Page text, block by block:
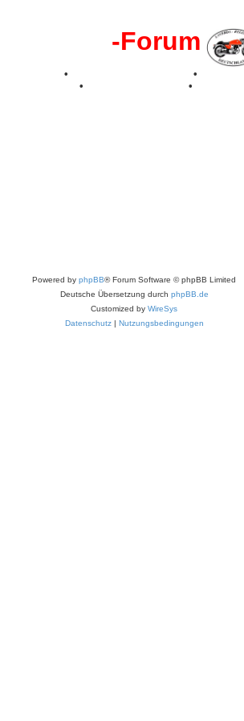
-Forum
• •
• •
Powered by phpBB® Forum Software © phpBB Limited
Deutsche Übersetzung durch phpBB.de
Customized by WireSys
Datenschutz| Nutzungsbedingungen